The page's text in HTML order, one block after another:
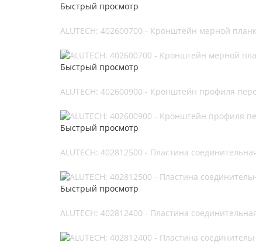
Быстрый просмотр
ALUTECH: 402600700 - Кронштейн мерной
Быстрый просмотр
ALUTECH: 402600900 - Кронштейн профиля
Быстрый просмотр
ALUTECH: 402812500 - Пластина
Быстрый просмотр
ALUTECH: 402812400 - Пластина